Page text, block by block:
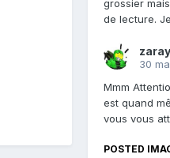
grossier
de lecture.
30
Mmm
est quand
vous vous
POSTED